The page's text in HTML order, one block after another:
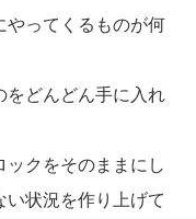
やってくるものが何
をどんどん手に入れ
ックをそのままにし
い状況を作り上げて